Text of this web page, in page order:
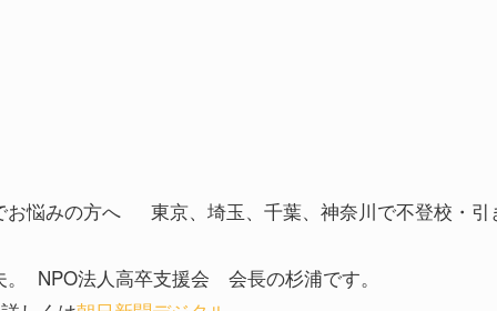
お悩みの方へ 東京、埼玉、千葉、神奈川で不登校・引
NPO法人高卒支援会 会長の杉浦です。